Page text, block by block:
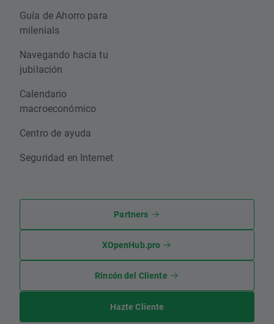
Guía de Ahorro para
milenials
Navegando hacia tu
jubilación
Calendario
macroeconómico
Centro de ayuda
Seguridad en Internet
Partners
XOpenHub.pro
Rincón del Cliente
Hazte Cliente